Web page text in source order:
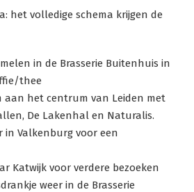
het volledige schema krijgen de
in de Brasserie Buitenhuis in
thee
aan het centrum van Leiden met
De Lakenhal en Naturalis.
in Valkenburg voor een
Katwijk voor verdere bezoeken
weer in de Brasserie